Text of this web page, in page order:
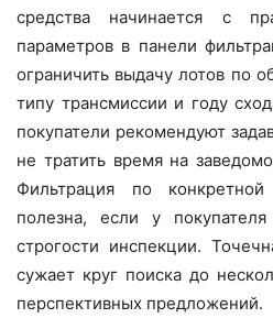
средства начинается с
параметров в панели
ограничить выдачу лотов по
типу трансмиссии и году
покупатели рекомендуют
не тратить время на
Фильтрация по
полезна, если у
строгости инспекции.
сужает круг поиска до
перспективных предложений.